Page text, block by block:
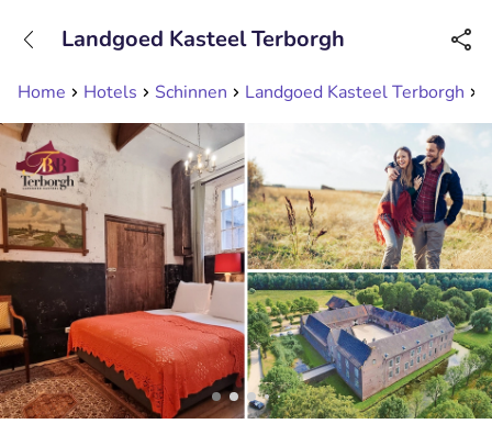
Available until 23:00
Home Hotels Schinnen Landgoed Kasteel Terborgh
Landgoed Kasteel Terborgh